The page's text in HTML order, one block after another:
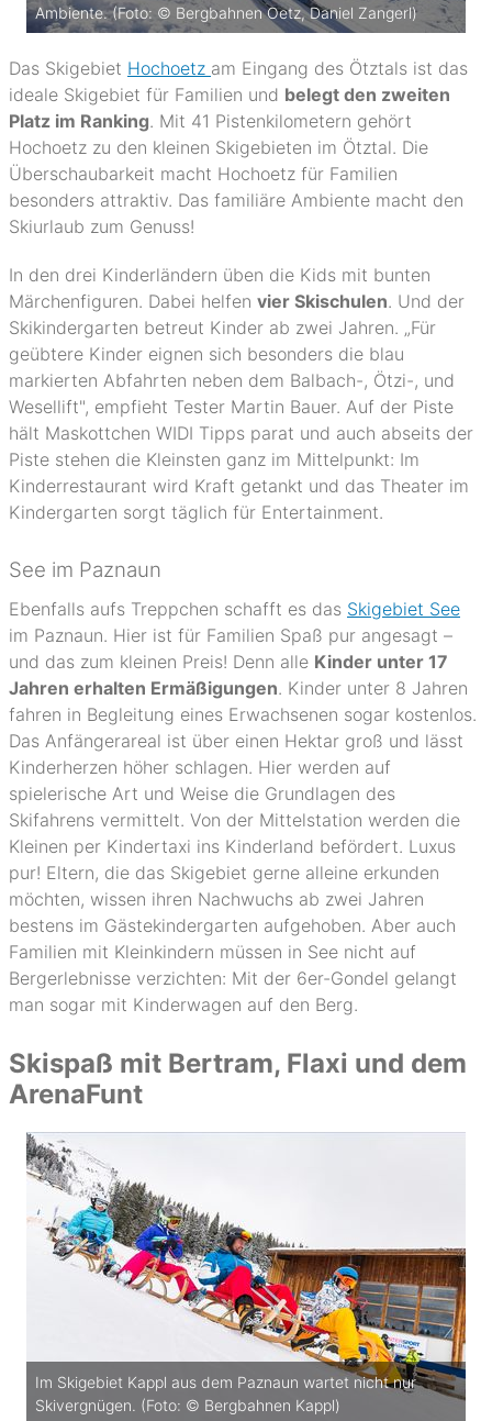
Ambiente. (Foto: © Bergbahnen Oetz, Daniel Zangerl)
Das Skigebiet Hochoetz am Eingang des Ötztals ist das
ideale Skigebiet für Familien und belegt den zweiten
Platz im Ranking. Mit 41 Pistenkilometern gehört
Hochoetz zu den kleinen Skigebieten im Ötztal. Die
Überschaubarkeit macht Hochoetz für Familien
besonders attraktiv. Das familiäre Ambiente macht den
Skiurlaub zum Genuss!
In den drei Kinderländern üben die Kids mit bunten
Märchenfiguren. Dabei helfen vier Skischulen. Und der
Skikindergarten betreut Kinder ab zwei Jahren. „Für
geübtere Kinder eignen sich besonders die blau
markierten Abfahrten neben dem Balbach-, Ötzi-, und
Wesellift", empfieht Tester Martin Bauer. Auf der Piste
hält Maskottchen WIDI Tipps parat und auch abseits der
Piste stehen die Kleinsten ganz im Mittelpunkt: Im
Kinderrestaurant wird Kraft getankt und das Theater im
Kindergarten sorgt täglich für Entertainment.
See im Paznaun
Ebenfalls aufs Treppchen schafft es das Skigebiet See
im Paznaun. Hier ist für Familien Spaß pur angesagt –
und das zum kleinen Preis! Denn alle Kinder unter 17
Jahren erhalten Ermäßigungen. Kinder unter 8 Jahren
fahren in Begleitung eines Erwachsenen sogar kostenlos.
Das Anfängerareal ist über einen Hektar groß und lässt
Kinderherzen höher schlagen. Hier werden auf
spielerische Art und Weise die Grundlagen des
Skifahrens vermittelt. Von der Mittelstation werden die
Kleinen per Kindertaxi ins Kinderland befördert. Luxus
pur! Eltern, die das Skigebiet gerne alleine erkunden
möchten, wissen ihren Nachwuchs ab zwei Jahren
bestens im Gästekindergarten aufgehoben. Aber auch
Familien mit Kleinkindern müssen in See nicht auf
Bergerlebnisse verzichten: Mit der 6er-Gondel gelangt
man sogar mit Kinderwagen auf den Berg.
Skispaß mit Bertram, Flaxi und dem
ArenaFunt
Im Skigebiet Kappl aus dem Paznaun wartet nicht nur
Skivergnügen. (Foto: © Bergbahnen Kappl)